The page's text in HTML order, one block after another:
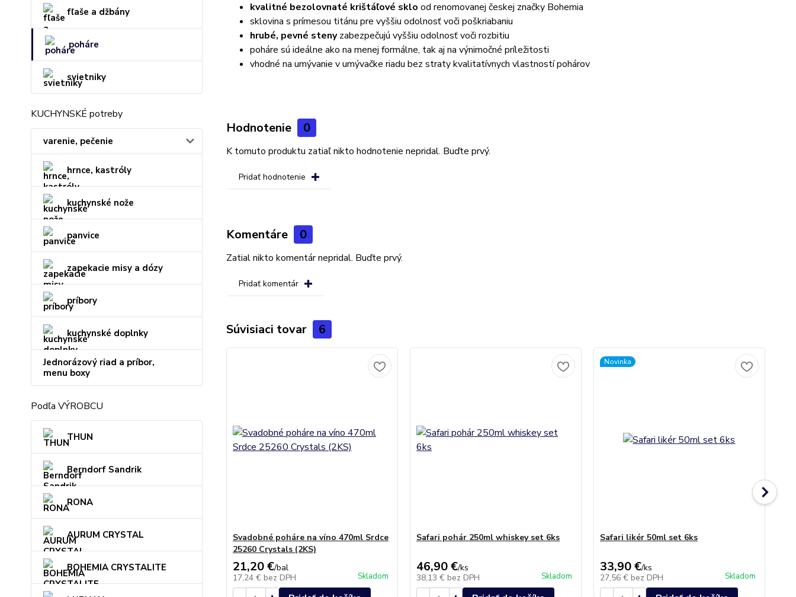
fľaše a džbány
poháre
svietniky
KUCHYNSKÉ potreby
varenie, pečenie
hrnce, kastróly
kuchynské nože
panvice
zapekacie misy a dózy
príbory
kuchynské doplnky
Jednorázový riad a príbor,
menu boxy
Podľa VÝROBCU
THUN
Berndorf Sandrik
RONA
AURUM CRYSTAL
BOHEMIA CRYSTALITE
kvalitné bezolovnaté krištáľové sklo od renomovanej českej značky Bohemia
sklovina s prímesou titánu pre vyššiu odolnosť voči poškriabaniu
hrubé, pevné stenyzabezpečujú vyššiu odolnosť voči rozbitiu
poháre sú ideálne ako na menej formálne, tak aj na výnimočné príležitosti
vhodné na umývanie v umývačke riadu bez straty kvalitatívnych vlastností pohárov
Hodnotenie 0
K tomuto produktu zatiaľ nikto hodnotenie nepridal. Buďte prvý.
Pridať hodnotenie
Komentáre 0
Zatial nikto komentár nepridal. Buďte prvý.
Pridať komentár
Súvisiaci tovar 6
Svadobné poháre na víno 470ml Srdce
25260 Crystals (2KS)
21,20 €/bal
17,24 € bez DPH Skladom
Safari pohár 250ml whiskey set 6ks
46,90 €/ks
38,13 € bez DPH Skladom
Novinka
Safari likér 50ml set 6ks
33,90 €/ks
27,56 € bez DPH Skladom